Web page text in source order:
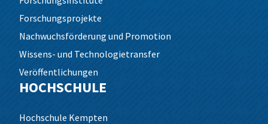
Forschungsprojekte
Nachwuchsförderung und Promotion
Wissens- und Technologietransfer
Veröffentlichungen
HOCHSCHULE
Hochschule Kempten